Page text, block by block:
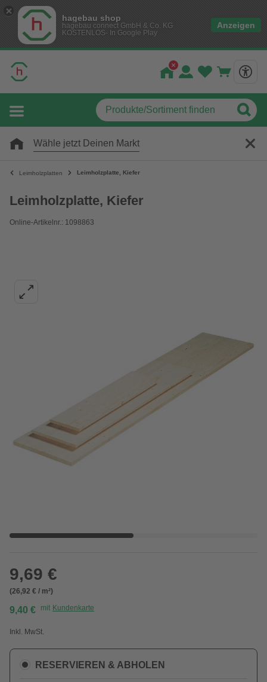
hagebau shop
hagebau connect GmbH & Co. KG
KOSTENLOS- In Google Play
Anzeigen
Wähle jetzt Deinen Markt
Leimholzplatten Leimholzplatte, Kiefer
Leimholzplatte, Kiefer
Online-Artikelnr.: 1098863
9,69 €
(26,92 € / m²)
9,40 € mit Kundenkarte
Inkl. MwSt.
RESERVIEREN & ABHOLEN